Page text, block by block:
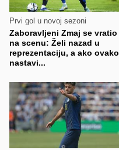
Prvi gol u novoj sezoni
Zaboravljeni Zmaj se vratio
na scenu: Želi nazad u
reprezentaciju, a ako ovako
nastavi...